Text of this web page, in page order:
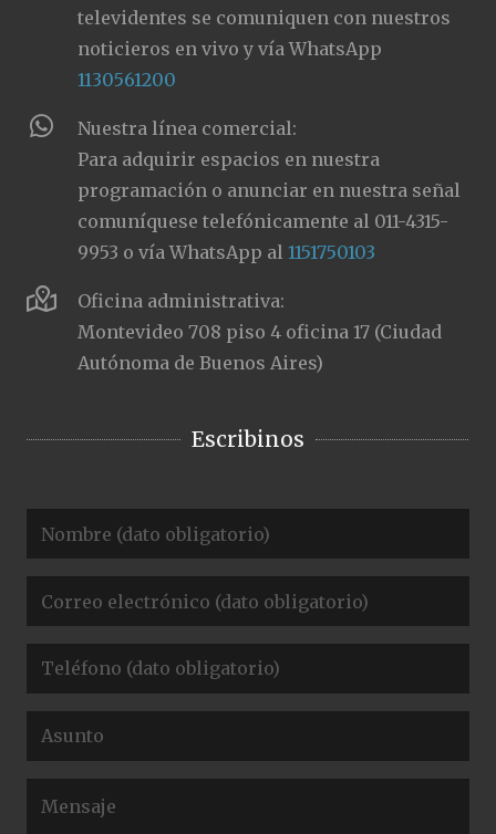
televidentes se comuniquen con nuestros
noticieros en vivo y vía WhatsApp
1130561200
Nuestra línea comercial:
Para adquirir espacios en nuestra
programación o anunciar en nuestra señal
comuníquese telefónicamente al 011-4315-
9953 o vía WhatsApp al1151750103
Oficina administrativa:
Montevideo 708 piso 4 oficina 17 (Ciudad
Autónoma de Buenos Aires)
Escribinos